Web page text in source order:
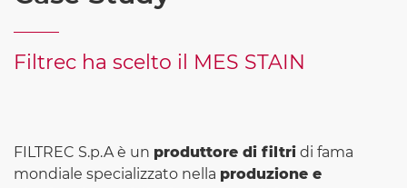
Filtrec ha scelto il MES STAIN
FILTREC S.p.A è un produttore di filtri di fama
mondiale specializzato nella produzione e